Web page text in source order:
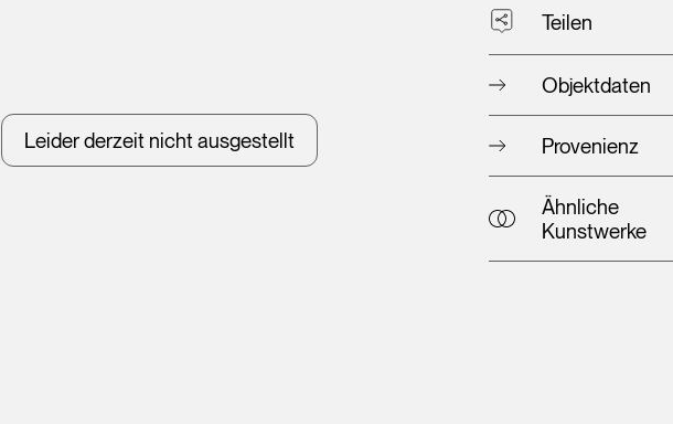
Leider derzeit nicht ausgestellt
Teilen
Objektdaten
Provenienz
Ähnliche
Kunstwerke